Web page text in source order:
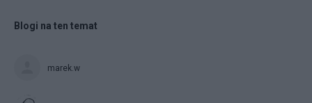
Blogi na ten temat
marek.w